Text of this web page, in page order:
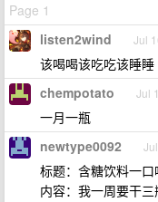
Page 1
listen2wind Jul
该喝喝该吃吃该睡睡
chempotato Jul
一月一瓶
newtype0092
标题：含糖饮料一口
内容：我一周要干